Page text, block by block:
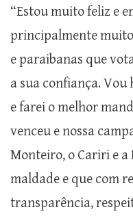
“Estou muito feliz e
principalmente
e paraibanas que
a sua confiança. Vou
e farei o melhor
venceu e nossa
Monteiro, o Cariri e a
maldade e que com
transparência,